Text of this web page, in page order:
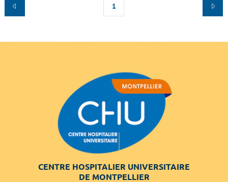
1
CENTRE HOSPITALIER UNIVERSITAIRE
DE MONTPELLIER